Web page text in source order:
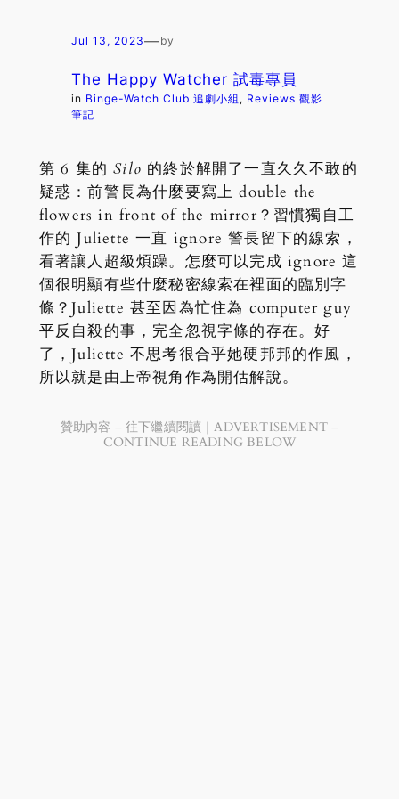
Jul 13, 2023—by
The Happy Watcher 試毒專員
in Binge-Watch Club 追劇小組 , Reviews 觀影
筆記
第 6 集的Silo 的終於解開了一直久久不敢的
疑惑：前警長為什麼要寫上 double the
flowers in front of the mirror？習慣獨自工
作的 Juliette 一直 ignore 警長留下的線索，
看著讓人超級煩躁。怎麼可以完成 ignore 這
個很明顯有些什麼秘密線索在裡面的臨別字
條？Juliette 甚至因為忙住為 computer guy
平反自殺的事，完全忽視字條的存在。好
了，Juliette 不思考很合乎她硬邦邦的作風，
所以就是由上帝視角作為開估解說。
贊助內容 – 往下繼續閱讀｜ADVERTISEMENT –
CONTINUE READING BELOW